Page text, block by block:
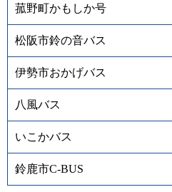
菰野町かもしか号
松阪市鈴の音バス
伊勢市おかげバス
八風バス
いこかバス
鈴鹿市C-BUS